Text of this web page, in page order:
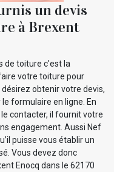
un devis
à Brexent
de toiture c'est la
votre toiture pour
obtenir votre devis,
formulaire en ligne. En
contacter, il fournit votre
engagement. Aussi Nef
puisse vous établir un
Vous devez donc
Enocq dans le 62170